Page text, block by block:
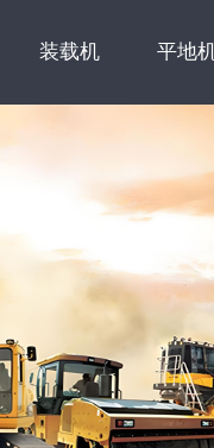
装载机 平地